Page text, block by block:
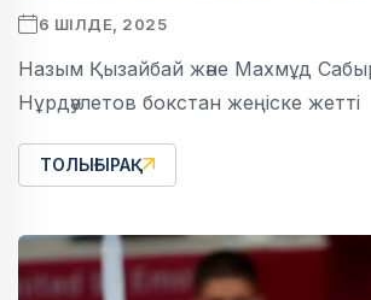
6 ШІЛДЕ, 2025
Назым Қызайбай және Махмұд
Нұрдәулетов бокстан жеңіске жетті
ТОЛЫҒЫРАҚ